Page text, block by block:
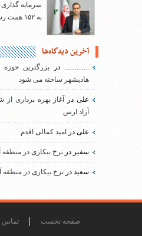
سرمایه
به ۱۵۲ همت رسید
آخرین دیدگاه‌ها
..............دربزرگترین حوزه
هادیشهر ساخته می شود
علیدر
آغاز بهره برداری
آزاد ارس
علی در امید کمالی اقدم
سفیر در نرخ بیکاری در
سعید در نرخ بیکاری در
صفحه نخست تماس